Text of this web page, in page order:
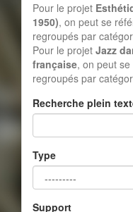
Pour le projet
1950), on peut se
regroupés par
Pour le projet Jazz
française, on peut
regroupés par
Recherche plein
Type
Support